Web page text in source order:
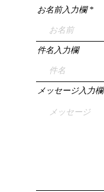
お名前入力欄
件名入力欄
メッセージ入力欄